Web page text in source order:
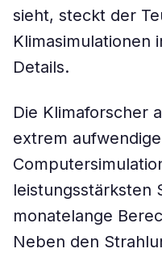
sieht, steckt der
Klimasimulationen
Details.
Die Klimaforscher
extrem
leistungsstärksten
monatelange
Neben den